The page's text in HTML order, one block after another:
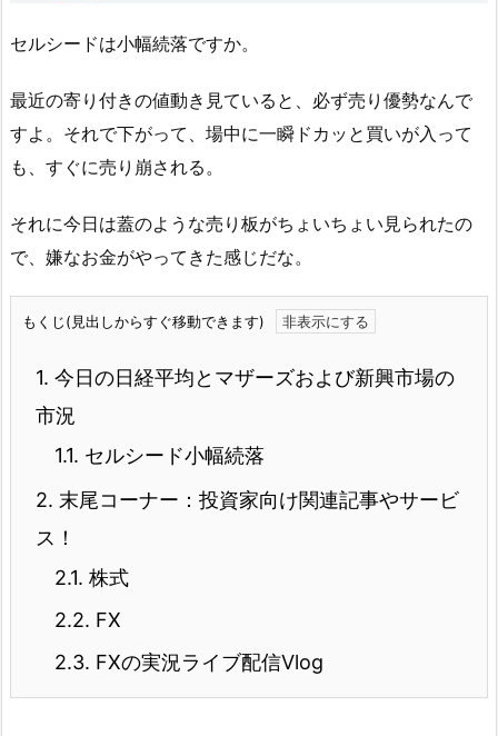
セルシードは小幅続落ですか。
最近の寄り付きの値動き見ていると、必ず売り優勢なんで
すよ。それで下がって、場中に一瞬ドカッと買いが入って
も、すぐに売り崩される。
それに今日は蓋のような売り板がちょいちょい見られたの
で、嫌なお金がやってきた感じだな。
もくじ(見出しからすぐ移動できます)
1. 今日の日経平均とマザーズおよび新興市場の
市況
1.1. セルシード小幅続落
2. 末尾コーナー：投資家向け関連記事やサービ
ス！
2.1. 株式
2.2. FX
2.3. FXの実況ライブ配信Vlog